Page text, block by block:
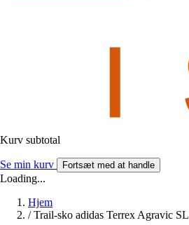
Kurv subtotal
Se min kurv Fortsæt med at handle
Loading...
Hjem
/ Trail-sko adidas Terrex Agravic SL